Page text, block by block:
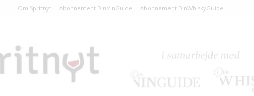
Om Spritnyt Abonnement DinVinGuide Abonnement DinWhiskyGuide